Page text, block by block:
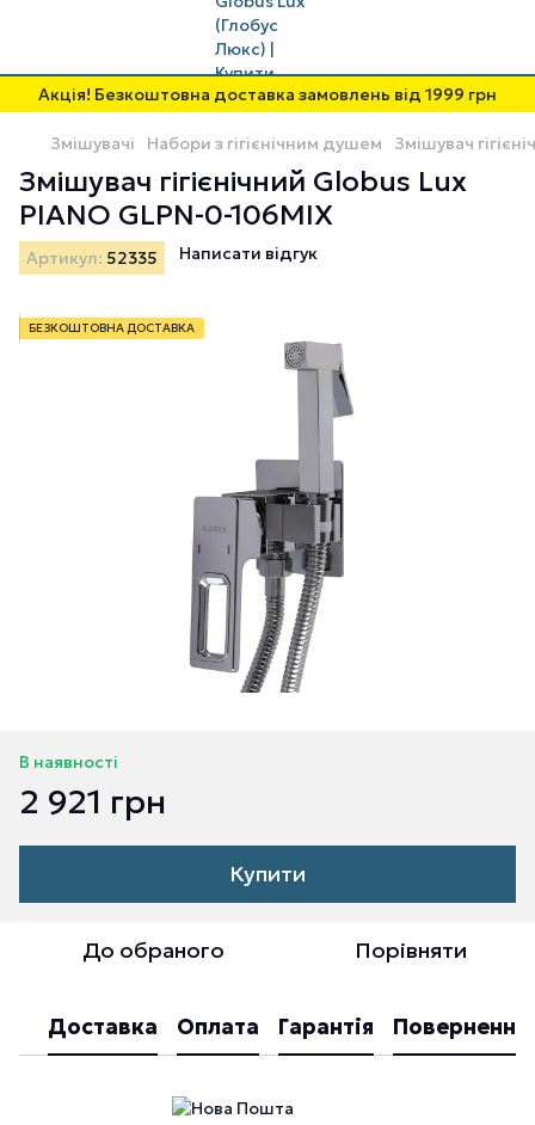
Акція! Безкоштовна доставка замовлень від 1999 грн
Змішувачі Набори з гігієнічним душем Змішувач
Змішувач гігієнічний Globus Lux
PIANO GLPN-0-106MIX
Артикул: 52335 Написати відгук
БЕЗКОШТОВНА ДОСТАВКА
В наявності
2 921 грн
Купити
До обраного Порівняти
Доставка Оплата Гарантія Повернення